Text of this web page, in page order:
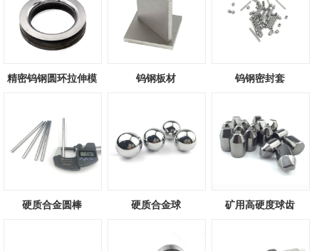
精密钨钢圆环拉伸模 钨钢板材 钨钢密封套
硬质合金圆棒 硬质合金球 矿用高硬度球齿